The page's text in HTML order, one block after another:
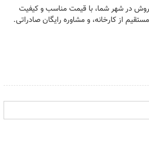
در شهر شما، با قیمت مناسب و کیفیت
از کارخانه، و مشاوره رایگان صادراتی.